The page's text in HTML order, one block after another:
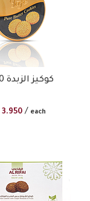
كوكيز الزبدة 320 غ
3.950 / each